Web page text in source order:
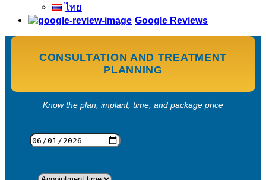
ไทย
Google Reviews
CONSULTATION AND TREATMENT
PLANNING
Know the plan, implant, time, and package price